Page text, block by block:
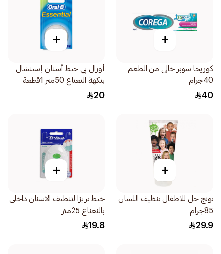
+
كوريجا سوبر خالي من الطعم
40جرام
40
+
أورال بي خيط أسنان إسينشال
بنكهة النعناع 50متر 1قطعة
20
+
تونج جل للاطفال تنظيف اللسان
85جرام
29.9
+
خيط تريزا لتنظيف الاسنان داخلي
بالنعناع 25متر
19.8